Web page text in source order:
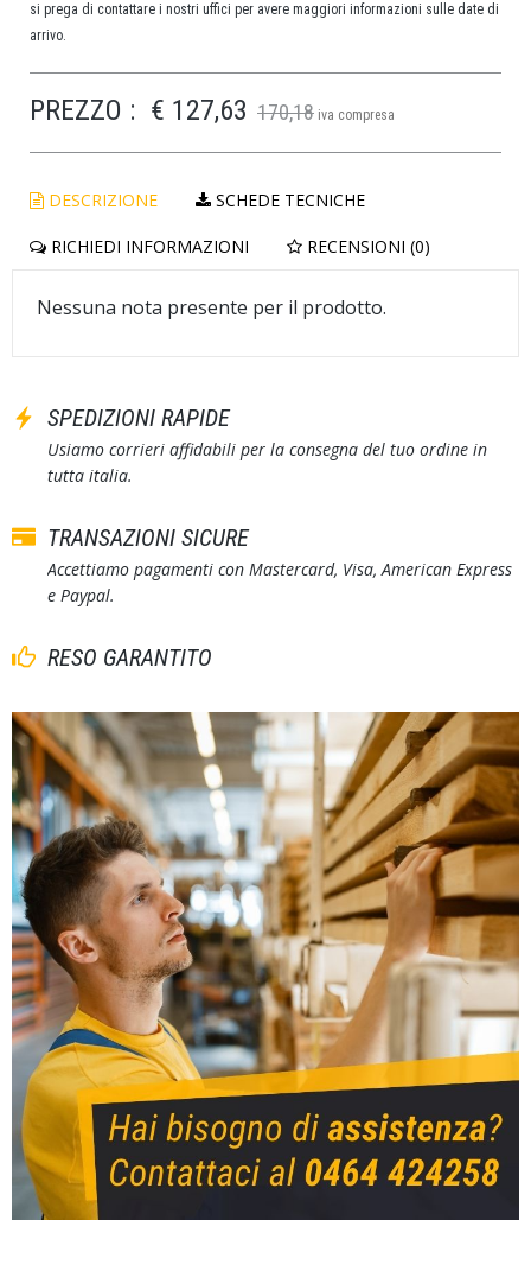
si prega di contattare i nostri uffici per avere maggiori informazioni sulle date di
arrivo.
PREZZO : € 127,63 170,18 iva compresa
DESCRIZIONE SCHEDE TECNICHE
RICHIEDI INFORMAZIONI RECENSIONI (0)
Nessuna nota presente per il prodotto.
SPEDIZIONI RAPIDE
Usiamo corrieri affidabili per la consegna del tuo ordine in
tutta italia.
TRANSAZIONI SICURE
Accettiamo pagamenti con Mastercard, Visa, American Express
e Paypal.
RESO GARANTITO